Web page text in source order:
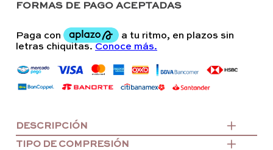
FORMAS DE PAGO ACEPTADAS
DESCRIPCIÓN
TIPO DE COMPRESIÓN